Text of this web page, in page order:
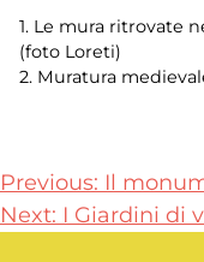
1. Le mura ritrovate
(foto Loreti)
2. Muratura
Navigazione
articoli
Previous: Il
Next: I Giardini di